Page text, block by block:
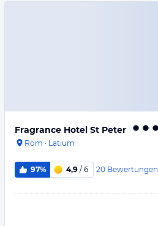
Fragrance Hotel St Peter
Rom · Latium
97% 4,9 / 6 20 Bewertungen